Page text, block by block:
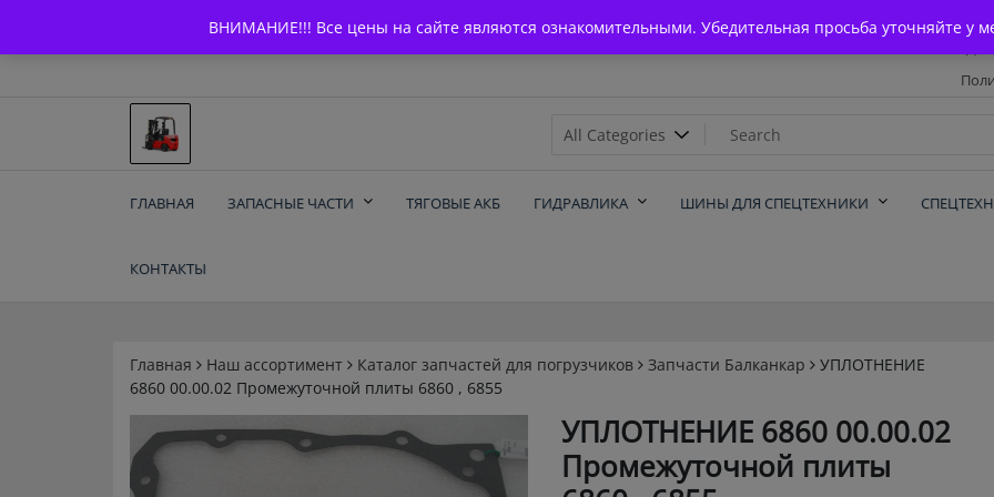
ВНИМАНИЕ!!! Все цены на сайте являются ознакомительными. Убедительная просьба уточняйте у
content
Запчасти для вилочых
ГЛАВНАЯ ЗАПАСНЫЕ ЧАСТИ ТЯГОВЫЕ АКБ ГИДРАВЛИКА ШИНЫ ДЛЯ СПЕЦТЕХНИКИ
КОНТАКТЫ
Главная Наш ассортимент Каталог запчастей для погрузчиков Запчасти Балканкар
УПЛОТНЕНИЕ
6860 00.00.02 Промежуточной плиты 6860 , 6855
УПЛОТНЕНИЕ 6860 00.00.02
Промежуточной плиты